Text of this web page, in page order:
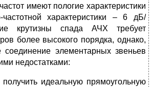
имеют пологие характеристики
частотной характеристики – 6 дБ/
крутизны спада АЧХ требует
более высокого порядка, однако,
соединение элементарных звеньев
недостатками:
получить идеальную прямоугольную